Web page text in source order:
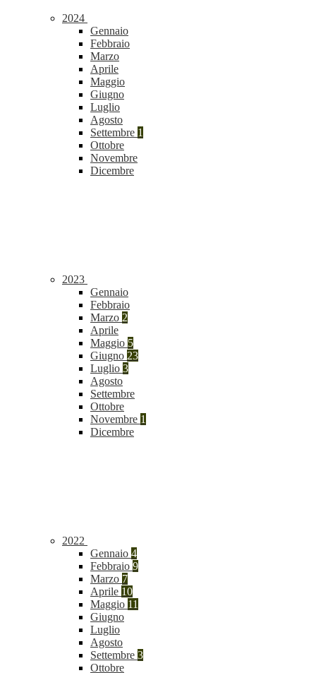
2024
Gennaio
Febbraio
Marzo
Aprile
Maggio
Giugno
Luglio
Agosto
Settembre 1
Ottobre
Novembre
Dicembre
2023
Gennaio
Febbraio
Marzo 2
Aprile
Maggio 5
Giugno 23
Luglio 3
Agosto
Settembre
Ottobre
Novembre 1
Dicembre
2022
Gennaio 4
Febbraio 9
Marzo 7
Aprile 10
Maggio 11
Giugno
Luglio
Agosto
Settembre 3
Ottobre